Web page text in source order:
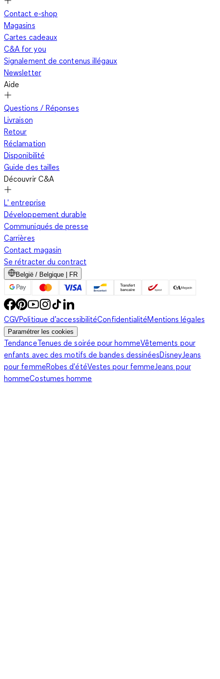
Contact e-shop
Magasins
Cartes cadeaux
C&A for you
Signalement de contenus illégaux
Newsletter
Aide
Questions / Réponses
Livraison
Retour
Réclamation
Disponibilité
Guide des tailles
Découvrir C&A
L' entreprise
Développement durable
Communiqués de presse
Carrières
Contact magasin
Se rétracter du contract
België / Belgique | FR
CGVPolitique d’accessibilitéConfidentialitéMentions légales
Paramétrer les cookies
TendanceTenues de soirée pour hommeVêtements pour
enfants avec des motifs de bandes dessinéesDisneyJeans
pour femmeRobes d'étéVestes pour femmeJeans pour
hommeCostumes homme